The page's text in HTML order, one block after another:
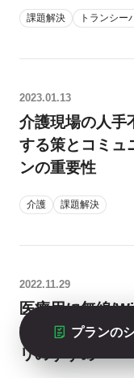
課題解決 トランシー
2023.01.13
介護現場の人手
する策とコミュ
ンの重要性
介護 課題解決
2022.11.29
医療用に無線/
する際の注意と
リのすすめ
プランの